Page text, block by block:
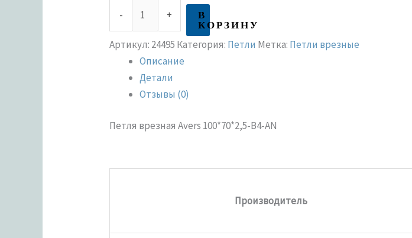
- + В
КОРЗИНУ
Артикул: 24495 Категория: Петли Метка: Петли врезные
Описание
Детали
Отзывы (0)
Петля врезная Avers 100*70*2,5-B4-AN
Производитель